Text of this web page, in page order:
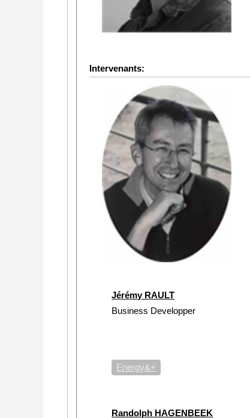
Intervenants:
Jérémy RAULT
Business Developper
Energy&+
Randolph HAGENBEEK